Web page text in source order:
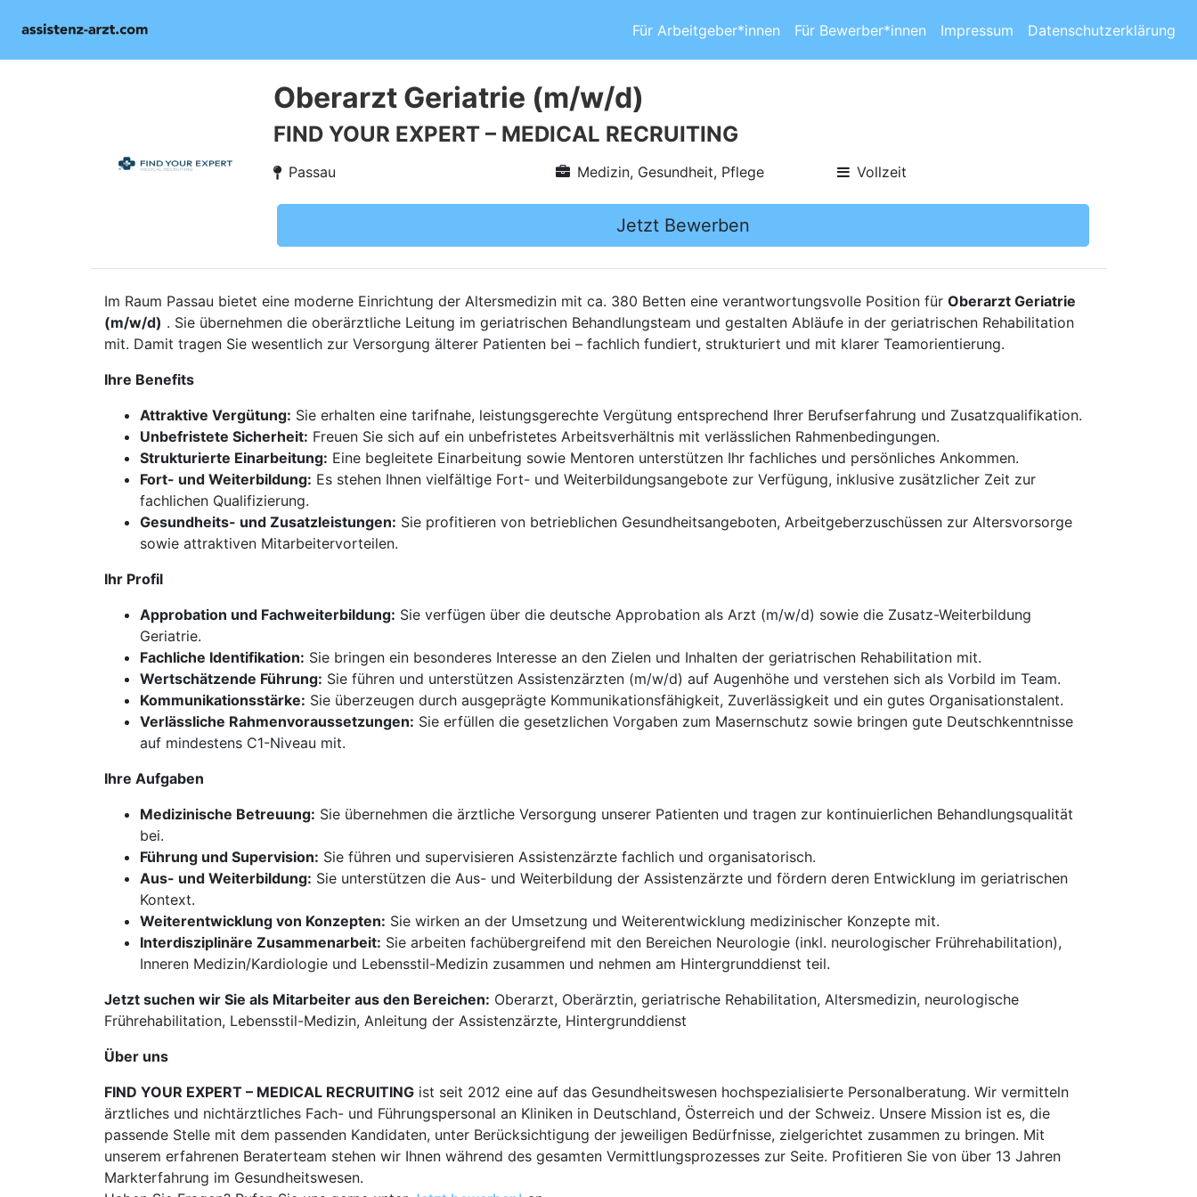
Für Arbeitgeber*innen Für Bewerber*innen Impressum Datenschutzerklärung
Oberarzt Geriatrie (m/w/d)
FIND YOUR EXPERT – MEDICAL RECRUITING
Passau Medizin, Gesundheit, Pflege Vollzeit
Jetzt Bewerben
Im Raum Passau bietet eine moderne Einrichtung der Altersmedizin mit ca. 380 Betten eine verantwortungsvolle Position für Oberarzt Geriatrie
(m/w/d) . Sie übernehmen die oberärztliche Leitung im geriatrischen Behandlungsteam und gestalten Abläufe in der geriatrischen Rehabilitation
mit. Damit tragen Sie wesentlich zur Versorgung älterer Patienten bei – fachlich fundiert, strukturiert und mit klarer Teamorientierung.
Ihre Benefits
Attraktive Vergütung: Sie erhalten eine tarifnahe, leistungsgerechte Vergütung entsprechend Ihrer Berufserfahrung und Zusatzqualifikation.
Unbefristete Sicherheit: Freuen Sie sich auf ein unbefristetes Arbeitsverhältnis mit verlässlichen Rahmenbedingungen.
Strukturierte Einarbeitung: Eine begleitete Einarbeitung sowie Mentoren unterstützen Ihr fachliches und persönliches Ankommen.
Fort- und Weiterbildung: Es stehen Ihnen vielfältige Fort- und Weiterbildungsangebote zur Verfügung, inklusive zusätzlicher Zeit zur
fachlichen Qualifizierung.
Gesundheits- und Zusatzleistungen: Sie profitieren von betrieblichen Gesundheitsangeboten, Arbeitgeberzuschüssen zur Altersvorsorge
sowie attraktiven Mitarbeitervorteilen.
Ihr Profil
Approbation und Fachweiterbildung: Sie verfügen über die deutsche Approbation als Arzt (m/w/d) sowie die Zusatz-Weiterbildung
Geriatrie.
Fachliche Identifikation: Sie bringen ein besonderes Interesse an den Zielen und Inhalten der geriatrischen Rehabilitation mit.
Wertschätzende Führung: Sie führen und unterstützen Assistenzärzten (m/w/d) auf Augenhöhe und verstehen sich als Vorbild im Team.
Kommunikationsstärke: Sie überzeugen durch ausgeprägte Kommunikationsfähigkeit, Zuverlässigkeit und ein gutes Organisationstalent.
Verlässliche Rahmenvoraussetzungen: Sie erfüllen die gesetzlichen Vorgaben zum Masernschutz sowie bringen gute Deutschkenntnisse
auf mindestens C1-Niveau mit.
Ihre Aufgaben
Medizinische Betreuung: Sie übernehmen die ärztliche Versorgung unserer Patienten und tragen zur kontinuierlichen Behandlungsqualität
bei.
Führung und Supervision: Sie führen und supervisieren Assistenzärzte fachlich und organisatorisch.
Aus- und Weiterbildung: Sie unterstützen die Aus- und Weiterbildung der Assistenzärzte und fördern deren Entwicklung im geriatrischen
Kontext.
Weiterentwicklung von Konzepten: Sie wirken an der Umsetzung und Weiterentwicklung medizinischer Konzepte mit.
Interdisziplinäre Zusammenarbeit: Sie arbeiten fachübergreifend mit den Bereichen Neurologie (inkl. neurologischer Frührehabilitation),
Inneren Medizin/Kardiologie und Lebensstil-Medizin zusammen und nehmen am Hintergrunddienst teil.
Jetzt suchen wir Sie als Mitarbeiter aus den Bereichen: Oberarzt, Oberärztin, geriatrische Rehabilitation, Altersmedizin, neurologische
Frührehabilitation, Lebensstil-Medizin, Anleitung der Assistenzärzte, Hintergrunddienst
Über uns
FIND YOUR EXPERT – MEDICAL RECRUITING ist seit 2012 eine auf das Gesundheitswesen hochspezialisierte Personalberatung. Wir vermitteln
ärztliches und nichtärztliches Fach- und Führungspersonal an Kliniken in Deutschland, Österreich und der Schweiz. Unsere Mission ist es, die
passende Stelle mit dem passenden Kandidaten, unter Berücksichtigung der jeweiligen Bedürfnisse, zielgerichtet zusammen zu bringen. Mit
unserem erfahrenen Beraterteam stehen wir Ihnen während des gesamten Vermittlungsprozesses zur Seite. Profitieren Sie von über 13 Jahren
Markterfahrung im Gesundheitswesen.